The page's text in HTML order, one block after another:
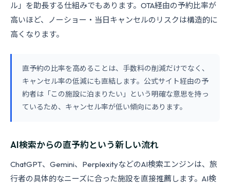
ル」を助長する仕組みでもあります。OTA経由の予約比率が
高いほど、ノーショー・当日キャンセルのリスクは構造的に
高くなります。
直予約の比率を高めることは、手数料の削減だけでなく、
キャンセル率の低減にも直結します。公式サイト経由の予
約者は「この施設に泊まりたい」という明確な意思を持っ
ているため、キャンセル率が低い傾向にあります。
AI検索からの直予約という新しい流れ
ChatGPT、Gemini、PerplexityなどのAI検索エンジンは、旅
行者の具体的なニーズに合った施設を直接推薦します。AI検